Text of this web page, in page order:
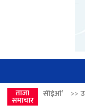
ताजा
समाचार
उपत्यकामा श्रृंखलाबद्ध